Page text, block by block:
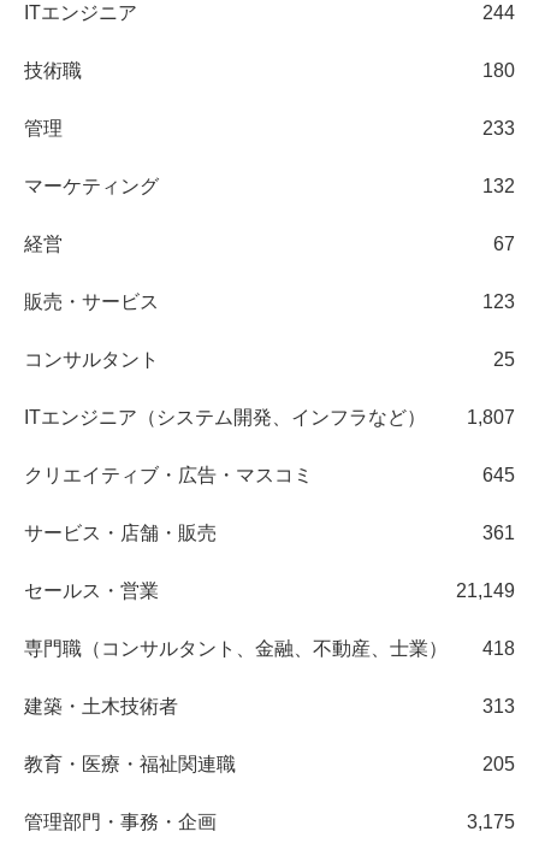
ITエンジニア 244
技術職 180
管理 233
マーケティング 132
経営 67
販売・サービス 123
コンサルタント 25
ITエンジニア（システム開発、インフラなど） 1,807
クリエイティブ・広告・マスコミ 645
サービス・店舗・販売 361
セールス・営業 21,149
専門職（コンサルタント、金融、不動産、士業） 418
建築・土木技術者 313
教育・医療・福祉関連職 205
管理部門・事務・企画 3,175